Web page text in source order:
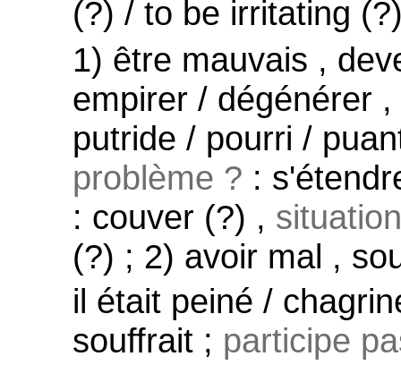
(?) / to be irritating
1) être mauvais ,
empirer / dégénérer
putride / pourri /
problème ? :
: couver (?) ,
(?) ; 2) avoir mal ,
il était peiné /
souffrait ; participe